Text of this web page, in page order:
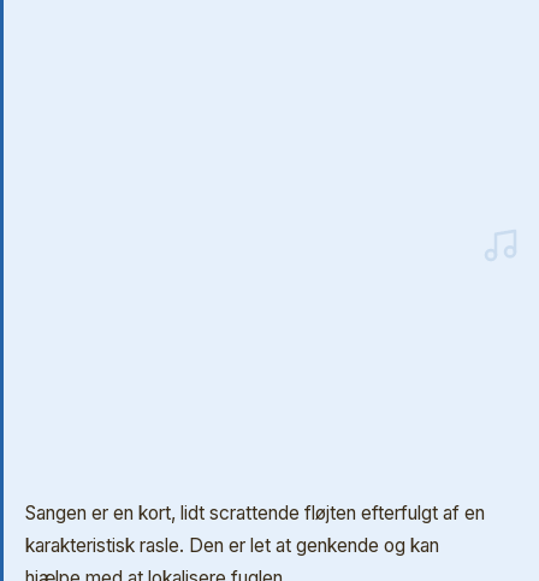
Sangen er en kort, lidt scrattende fløjten efterfulgt af en
karakteristisk rasle. Den er let at genkende og kan